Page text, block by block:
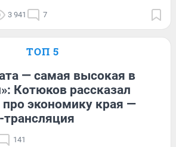
3 941 7
ТОП 5
— самая высокая в
Котюков рассказал
про экономику края —
трансляция
141